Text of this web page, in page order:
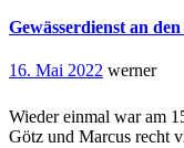
Gewässerdienst an den
16. Mai 2022 werner
Wieder einmal war am
Götz und Marcus recht